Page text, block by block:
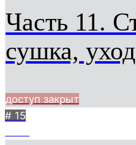
Часть 11.
сушка, уход
доступ закрыт
# 15